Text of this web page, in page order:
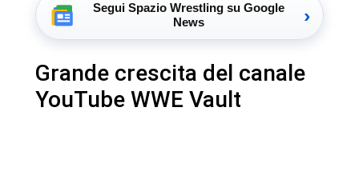
Segui Spazio Wrestling su Google
News
›
Grande crescita del canale
YouTube WWE Vault